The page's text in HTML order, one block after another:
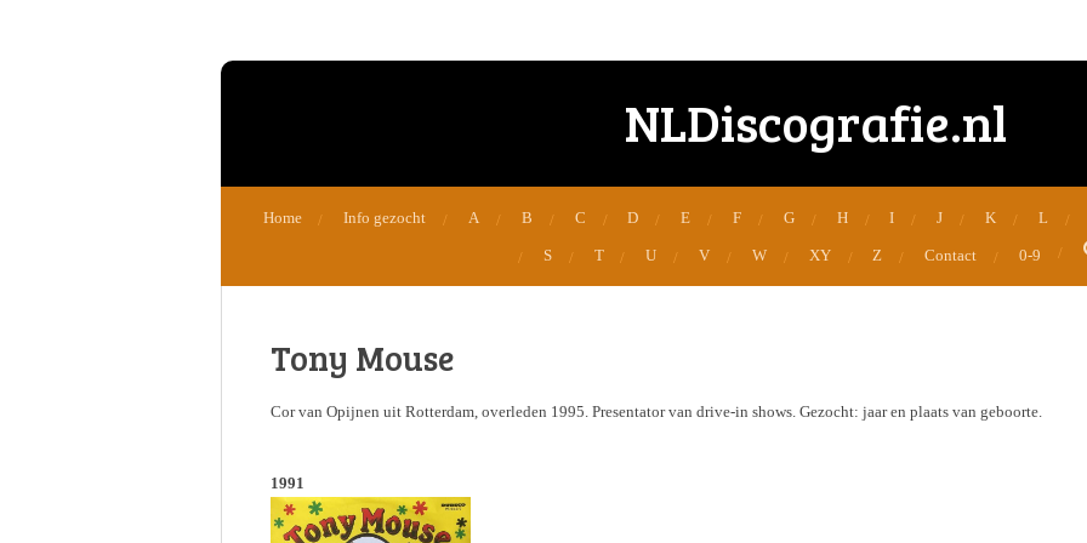
NLDiscografie.nl
Home Info gezocht A B C D E F G H I J K L
S T U V W XY Z Contact 0-9
Tony Mouse
Cor van Opijnen uit Rotterdam, overleden 1995. Presentator van drive-in shows. Gezocht: jaar en plaats van geboorte.
1991